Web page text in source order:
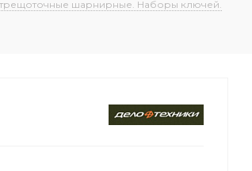
шарнирные. Наборы ключей.